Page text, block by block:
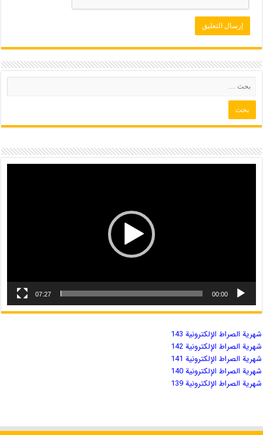
00:00
07:27
شهریة الصراط الإلكترونية 143
شهریة الصراط الإلكترونية 142
شهریة الصراط الإلكترونية 141
شهریة الصراط الإلكترونية 140
شهریة الصراط الإلكترونية 139